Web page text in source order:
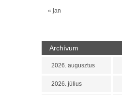
« jan
Archívum
2026. augusztus
2026. július